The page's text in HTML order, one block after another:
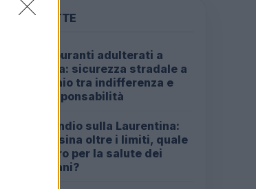
PIÙ LETTE
Carburanti adulterati a
Roma: sicurezza stradale a
rischio tra indifferenza e
irresponsabilità
Incendio sulla Laurentina:
diossina oltre i limiti, quale
futuro per la salute dei
romani?